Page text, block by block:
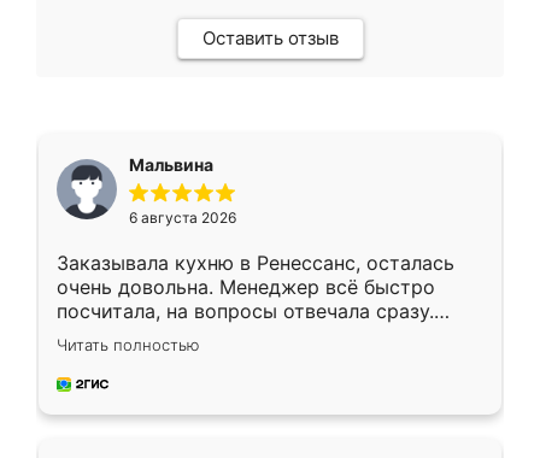
Оставить отзыв
Мальвина
6 августа 2026
Заказывала кухню в Ренессанс, осталась
очень довольна. Менеджер всё быстро
посчитала, на вопросы отвечала сразу.
Замерщик приехал в субботу, подошёл к
делу со всей ответственностью. Собрали
за день, ребята работали аккуратно, даже
Читать полностью